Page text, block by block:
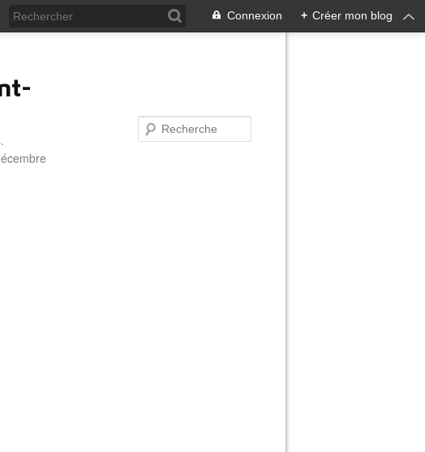
Connexion + Créer mon blog